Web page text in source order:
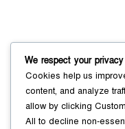
We respect your privacy
Cookies help us
content, and analyze
allow by clicking
All to decline non-